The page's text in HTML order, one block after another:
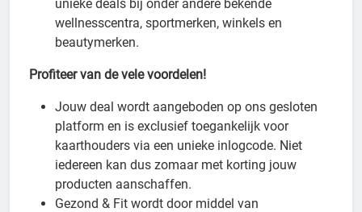
unieke deals bij onder andere bekende
wellnesscentra, sportmerken, winkels en
beautymerken.
Profiteer van de vele voordelen!
Jouw deal wordt aangeboden op ons gesloten
platform en is exclusief toegankelijk voor
kaarthouders via een unieke inlogcode. Niet
iedereen kan dus zomaar met korting jouw
producten aanschaffen.
Gezond & Fit wordt door middel van